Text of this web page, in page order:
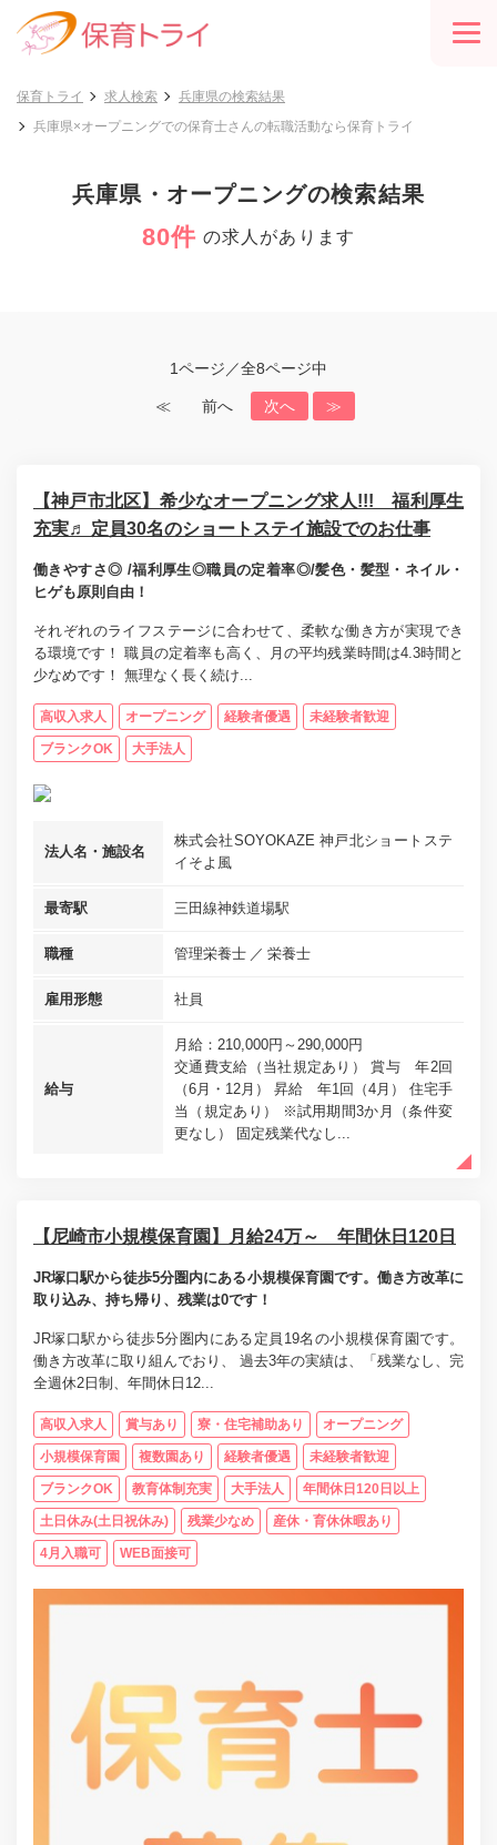
保育トライ 求人検索
兵庫県の検索結果
兵庫県×オープニングでの保育士さんの転職活動なら保育トライ
兵庫県・オープニングの検索結果
80件 の求人があります
1ページ／全8ページ中
≪ 前へ 次へ ≫
【神戸市北区】希少なオープニング求人!!! 福利厚生
充実♬ 定員30名のショートステイ施設でのお仕事
働きやすさ◎ /福利厚生◎職員の定着率◎/髪色・髪型・ネイル・
ヒゲも原則自由！
それぞれのライフステージに合わせて、柔軟な働き方が実現でき
る環境です！ 職員の定着率も高く、月の平均残業時間は4.3時間と
少なめです！ 無理なく長く続け...
高収入求人 オープニング 経験者優遇 未経験者歓迎
ブランクOK 大手法人
法人名・施設名
株式会社SOYOKAZE 神戸北ショートステ
イそよ風
最寄駅 三田線神鉄道場駅
職種 管理栄養士 栄養士
雇用形態 社員
給与
月給：210,000円～290,000円
交通費支給（当社規定あり） 賞与 年2回
（6月・12月） 昇給 年1回（4月） 住宅手
当（規定あり） ※試用期間3か月（条件変
更なし） 固定残業代なし...
【尼崎市小規模保育園】月給24万～ 年間休日120日
JR塚口駅から徒歩5分圏内にある小規模保育園です。働き方改革に
取り込み、持ち帰り、残業は0です！
JR塚口駅から徒歩5分圏内にある定員19名の小規模保育園です。
働き方改革に取り組んでおり、 過去3年の実績は、「残業なし、完
全週休2日制、年間休日12...
高収入求人 賞与あり 寮・住宅補助あり オープニング
小規模保育園 複数園あり 経験者優遇 未経験者歓迎
ブランクOK 教育体制充実 大手法人 年間休日120日以上
土日休み(土日祝休み) 残業少なめ 産休・育休休暇あり
4月入職可 WEB面接可